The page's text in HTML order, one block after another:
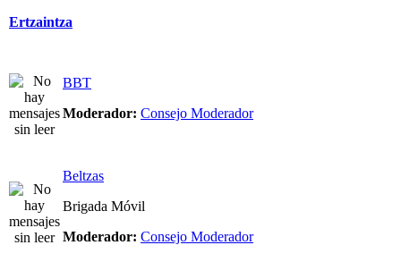
Ertzaintza
BBT
Moderador: Consejo Moderador
Beltzas
Brigada Móvil
Moderador: Consejo Moderador